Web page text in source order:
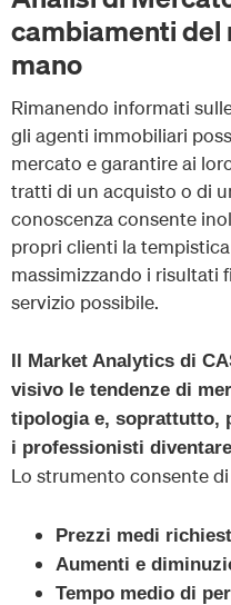
cambiamenti del
mano
Rimanendo informati
gli agenti immobiliari
mercato e garantire ai
tratti di un acquisto o di
conoscenza consente
propri clienti la
massimizzando i risultati
servizio possibile.
Il Market Analytics di
visivo le tendenze di
tipologia e, soprattutto,
i professionisti
Lo strumento consente
Prezzi medi
Aumenti e
Tempo medio di